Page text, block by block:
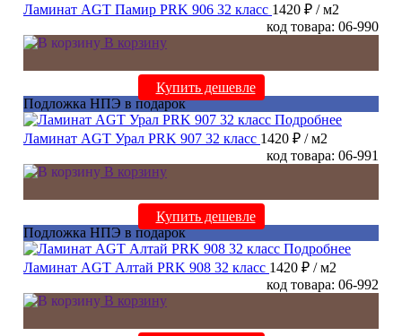
Ламинат AGT Памир PRK 906 32 класс 1420 ₽ / м2
код товара: 06-990
В корзину
Купить дешевле
Подложка НПЭ в подарок
Подробнее
Ламинат AGT Урал PRK 907 32 класс 1420 ₽ / м2
код товара: 06-991
В корзину
Купить дешевле
Подложка НПЭ в подарок
Подробнее
Ламинат AGT Алтай PRK 908 32 класс 1420 ₽ / м2
код товара: 06-992
В корзину